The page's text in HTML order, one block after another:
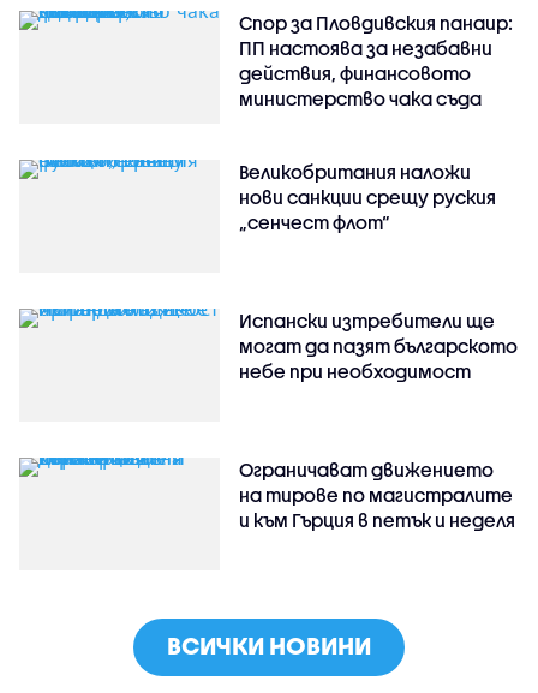
Спор за Пловдивския панаир:
ПП настоява за незабавни
действия, финансовото
министерство чака съда
Великобритания наложи
нови санкции срещу руския
„сенчест флот“
Испански изтребители ще
могат да пазят българското
небе при необходимост
Ограничават движението
на тирове по магистралите
и към Гърция в петък и неделя
ВСИЧКИ НОВИНИ